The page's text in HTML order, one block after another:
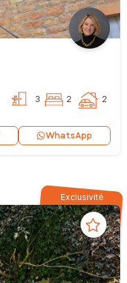
3 2 2
WhatsApp
Exclusivité